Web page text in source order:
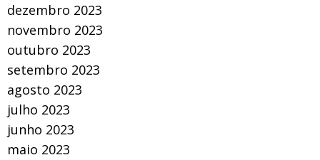
dezembro 2023
novembro 2023
outubro 2023
setembro 2023
agosto 2023
julho 2023
junho 2023
maio 2023